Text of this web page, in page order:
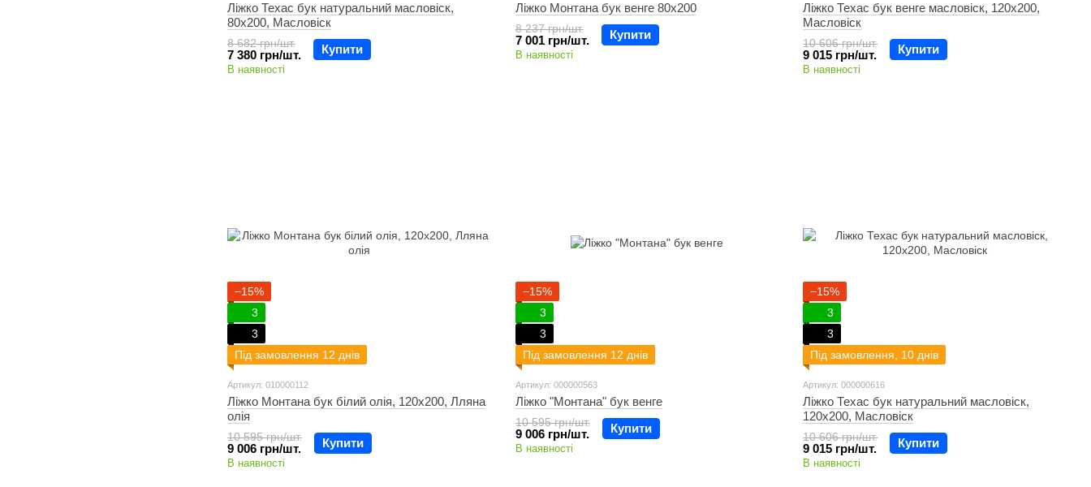
Ліжко Техас бук натуральний масловіск,
80х200, Масловіск
8 682 грн/шт.
7 380 грн/шт. Купити
В наявності
Ліжко Монтана бук венге 80х200
8 237 грн/шт.
7 001 грн/шт. Купити
В наявності
Ліжко Техас бук венге масловіск, 120х200,
Масловіск
10 606 грн/шт.
9 015 грн/шт. Купити
В наявності
−15%
3
3
Під замовлення 12 днів
Артикул: 010000112
Ліжко Монтана бук білий олія, 120х200, Лляна
олія
10 595 грн/шт.
9 006 грн/шт. Купити
В наявності
−15%
3
3
Під замовлення 12 днів
Артикул: 000000563
Ліжко "Монтана" бук венге
10 595 грн/шт.
9 006 грн/шт. Купити
В наявності
−15%
3
3
Під замовлення, 10 днів
Артикул: 000000616
Ліжко Техас бук натуральний масловіск,
120х200, Масловіск
10 606 грн/шт.
9 015 грн/шт. Купити
В наявності